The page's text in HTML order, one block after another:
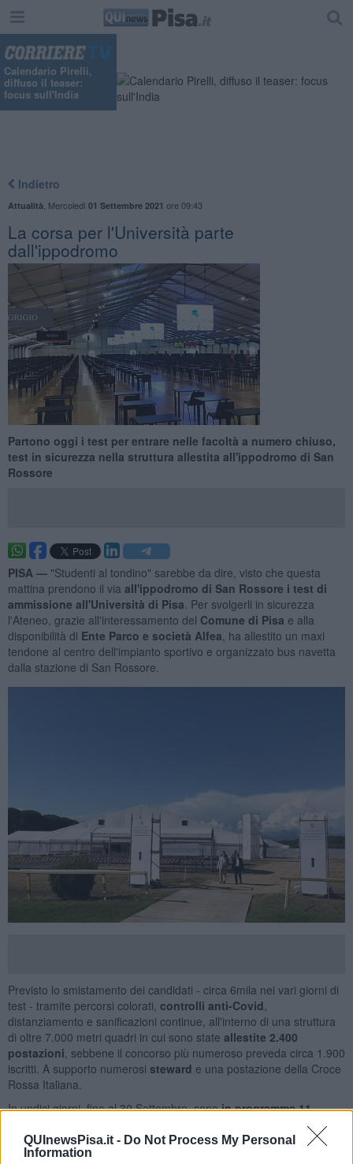
QUInewsPisa.it - Do Not Process My Personal
Information
Calendario Pirelli,
diffuso il teaser:
focus sull'India
Indietro
Attualità Mercoledì 01 Settembre 2021 ore 09:43
La corsa per l'Università parte
dall'ippodromo
Partono oggi i test per entrare nelle facoltà a numero chiuso,
test in sicurezza nella struttura allestita all'ippodromo di San
Rossore
PISA — "Studenti al tondino" sarebbe da dire, visto che questa
mattina prendono il via all'ippodromo di San Rossore i test di
ammissione all'Università di Pisa . Per svolgerli in sicurezza
l'Ateneo, grazie all'interessamento del Comune di Pisa e alla
disponibilità di Ente Parco e società Alfea , ha allestito un maxi
tendone al centro dell'impianto sportivo e organizzato bus navetta
dalla stazione di San Rossore.
Previsto lo smistamento dei candidati - circa 6mila nei vari giorni di
test - tramite percorsi colorati, controlli anti-Covid
distanziamento e sanificazioni continue, all'interno di una struttura
di oltre 7.000 metri quadri in cui sono state allestite 2.400
postazioni , sebbene il concorso più numeroso preveda circa 1.900
iscritti. A supporto numerosi steward e una postazione della Croce
Rossa Italiana.
In undici giorni, fino al 30 Settembre, sonoin programma 11
. Si parte oggi con il test di Medicina Veterinaria con 704
candidati. A seguire Medicina e Chirurgia e Odontoiatria e Protesi
Dentaria (3 Settembre, 1.257 iscritti), Scienze Motorie (9